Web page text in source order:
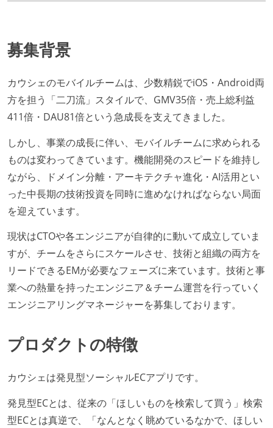
募集背景
カウシェのモバイルチームは、少数精鋭でiOS・Android両
方を担う「二刀流」スタイルで、GMV35倍・売上総利益
411倍・DAU81倍という急成長を支えてきました。
しかし、事業の成長に伴い、モバイルチームに求められる
ものは変わってきています。機能開発のスピードを維持し
ながら、ドメイン分離・アーキテクチャ進化・AI活用とい
った中長期の技術投資を同時に進めなければならない局面
を迎えています。
現状はCTOや各エンジニアが自律的に動いて成立していま
すが、チームをさらにスケールさせ、技術と組織の両方を
リードできるEMが必要なフェーズに来ています。技術と事
業への熱量を持ったエンジニア＆チーム運営を行っていく
エンジニアリングマネージャーを募集しております。
プロダクトの特徴
カウシェは発見型ソーシャルECアプリです。
発見型ECとは、従来の「ほしいものを検索して買う」検索
型ECとは真逆で、「なんとなく眺めているなかで、ほしい